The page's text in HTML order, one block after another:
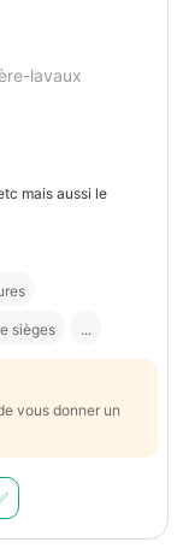
lavaux
mais aussi le
sièges ...
vous donner un